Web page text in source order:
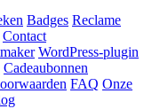
Badges Reclame
Contact
WordPress-plugin
Cadeaubonnen
FAQ Onze